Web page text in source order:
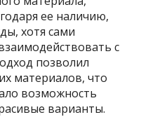
ее наличию,
хотя сами
с
позволил
материалов, что
возможность
варианты.